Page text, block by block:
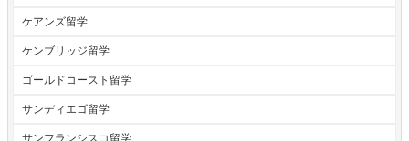
ケアンズ留学
ケンブリッジ留学
ゴールドコースト留学
サンディエゴ留学
サンフランシスコ留学